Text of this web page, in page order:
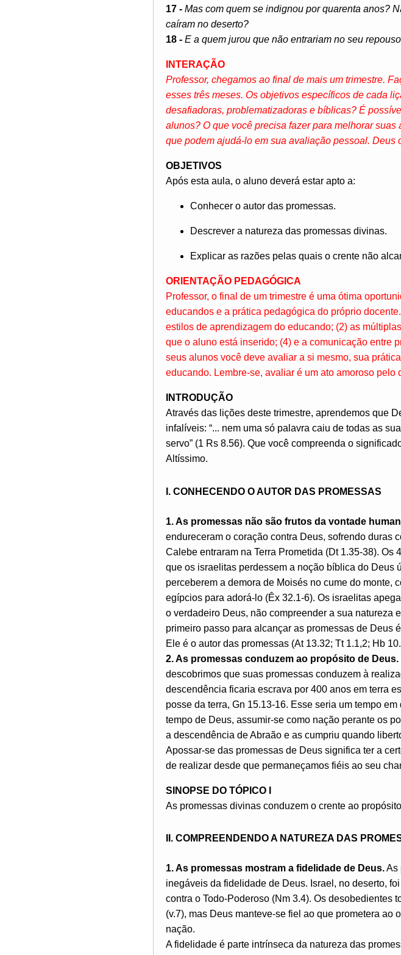
17 - Mas com quem se indignou por quarenta anos?
caíram no deserto?
18 - E a quem jurou que não entrariam no seu
INTERAÇÃO
Professor, chegamos ao final de mais um trimestre.
esses três meses. Os objetivos específicos de cada
desafiadoras, problematizadoras e bíblicas? É
alunos? O que você precisa fazer para melhorar
que podem ajudá-lo em sua avaliação pessoal. Deus
OBJETIVOS
Após esta aula, o aluno deverá estar apto a:
Conhecer o autor das promessas.
Descrever a natureza das promessas divinas.
Explicar as razões pelas quais o crente não
ORIENTAÇÃO PEDAGÓGICA
Professor, o final de um trimestre é uma ótima
educandos e a prática pedagógica do próprio
estilos de aprendizagem do educando; (2) as
que o aluno está inserido; (4) e a comunicação entre
seus alunos você deve avaliar a si mesmo, sua
educando. Lembre-se, avaliar é um ato amoroso
INTRODUÇÃO
Através das lições deste trimestre, aprendemos que
infalíveis: “... nem uma só palavra caiu de todas as
servo” (1 Rs 8.56). Que você compreenda o
Altíssimo.
I. CONHECENDO O AUTOR DAS PROMESSAS
1. As promessas não são frutos da vontade
endureceram o coração contra Deus, sofrendo duras
Calebe entraram na Terra Prometida (Dt 1.35-38).
que os israelitas perdessem a noção bíblica do
perceberem a demora de Moisés no cume do monte,
egípcios para adorá-lo (Êx 32.1-6). Os israelitas
o verdadeiro Deus, não compreender a sua natureza
primeiro passo para alcançar as promessas de Deus
Ele é o autor das promessas (At 13.32; Tt 1.1,2; Hb
2. As promessas conduzem ao propósito de Deus.
descobrimos que suas promessas conduzem à
descendência ficaria escrava por 400 anos em terra
posse da terra, Gn 15.13-16. Esse seria um tempo
tempo de Deus, assumir-se como nação perante os
a descendência de Abraão e as cumpriu quando
Apossar-se das promessas de Deus significa ter a
de realizar desde que permaneçamos fiéis ao seu
SINOPSE DO TÓPICO I
As promessas divinas conduzem o crente ao
II. COMPREENDENDO A NATUREZA DAS
1. As promessas mostram a fidelidade de Deus.As
inegáveis da fidelidade de Deus. Israel, no deserto,
contra o Todo-Poderoso (Nm 3.4). Os desobedientes
(v.7), mas Deus manteve-se fiel ao que prometera ao
nação.
A fidelidade é parte intrínseca da natureza das